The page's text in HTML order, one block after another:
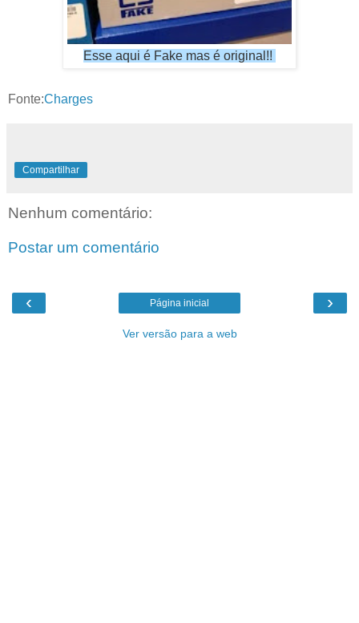
Esse aqui é Fake mas é original!!
Fonte:Charges
Compartilhar
Nenhum comentário:
Postar um comentário
‹ ›
Página inicial
Ver versão para a web